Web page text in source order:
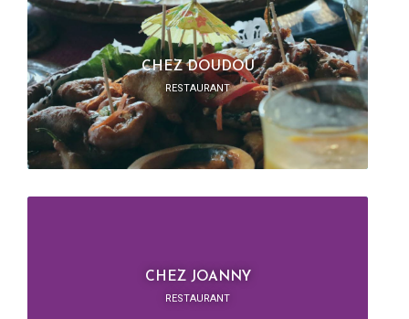
CHEZ DOUDOU
RESTAURANT
CHEZ JOANNY
RESTAURANT